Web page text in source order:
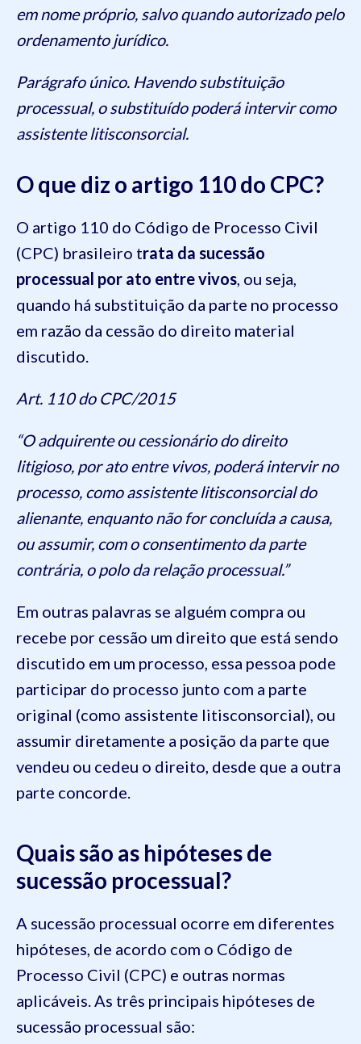
em nome próprio, salvo quando autorizado pelo
ordenamento jurídico.
Parágrafo único. Havendo substituição
processual, o substituído poderá intervir como
assistente litisconsorcial.
O que diz o artigo 110 do CPC?
O artigo 110 do Código de Processo Civil
(CPC) brasileiro trata da sucessão
processual por ato entre vivos , ou seja,
quando há substituição da parte no processo
em razão da cessão do direito material
discutido.
Art. 110 do CPC/2015
“O adquirente ou cessionário do direito
litigioso, por ato entre vivos, poderá intervir no
processo, como assistente litisconsorcial do
alienante, enquanto não for concluída a causa,
ou assumir, com o consentimento da parte
contrária, o polo da relação processual.”
Em outras palavras se alguém compra ou
recebe por cessão um direito que está sendo
discutido em um processo, essa pessoa pode
participar do processo junto com a parte
original (como assistente litisconsorcial), ou
assumir diretamente a posição da parte que
vendeu ou cedeu o direito, desde que a outra
parte concorde.
Quais são as hipóteses de
sucessão processual?
A sucessão processual ocorre em diferentes
hipóteses, de acordo com o Código de
Processo Civil (CPC) e outras normas
aplicáveis. As três principais hipóteses de
sucessão processual são: